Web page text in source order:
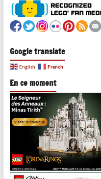
Google translate
English French
En ce moment